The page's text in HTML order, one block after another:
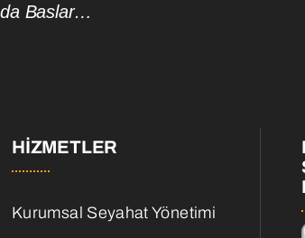
Baslar…
HIZMETLER
Kurumsal Seyahat Yönetimi